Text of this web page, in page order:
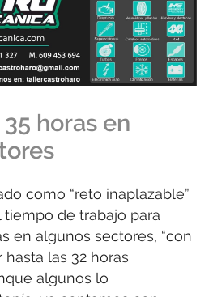
horas en
como “reto inaplazable”
de trabajo para
en algunos sectores, “con
las 32 horas
algunos lo